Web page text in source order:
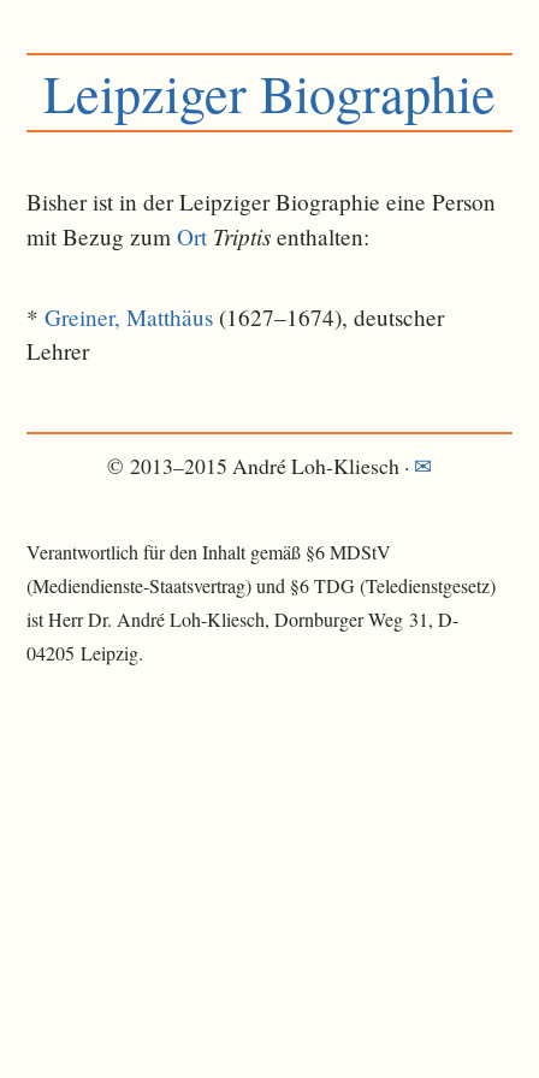
Leipziger Biographie
Bisher ist in der Leipziger Biographie eine Person
mit Bezug zumOrt Triptis ent­halten:
*Greiner, Matthäus (1627–1674), deutscher
Lehrer
© 2013–2015 André Loh-Kliesch · ✉
Verantwortlich für den Inhalt gemäß §6 MDStV
(Mediendienste-Staatsvertrag) und §6 TDG (Teledienstgesetz)
ist Herr Dr. André Loh-Kliesch, Dornburger Weg 31, D-
04205 Leipzig.